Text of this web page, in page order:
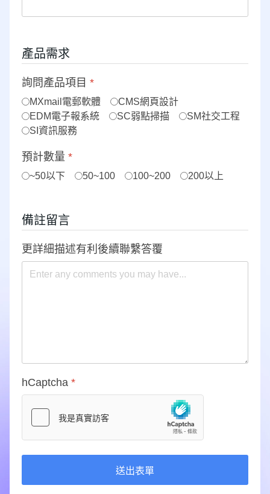
產品需求
詢問產品項目 *
MXmail電郵軟體
CMS網頁設計
EDM電子報系統
SC弱點掃描
SM社交工程
SI資訊服務
預計數量 *
~50以下 50~100 100~200 200以上
備註留言
更詳細描述有利後續聯繫答覆
hCaptcha *
送出表單